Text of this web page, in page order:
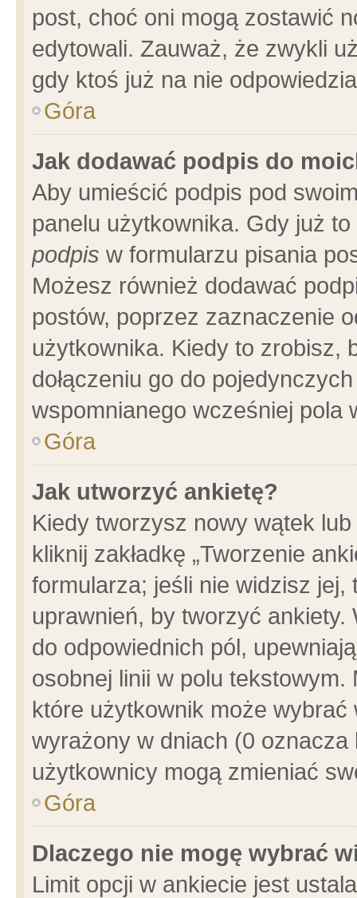
post, choć oni mogą zostawić
edytowali. Zauważ, że zwykli
gdy ktoś już na nie
Góra
Jak dodawać podpis do
Aby umieścić podpis pod
panelu użytkownika. Gdy już
podpis w formularzu pisania
Możesz również dodawać
postów, poprzez zaznaczenie
użytkownika. Kiedy to zrobisz,
dołączeniu go do
wspomnianego wcześniej pola
Góra
Jak utworzyć ankietę?
Kiedy tworzysz nowy wątek
kliknij zakładkę „Tworzenie
formularza; jeśli nie widzisz
uprawnień, by tworzyć ankiety.
do odpowiednich pól,
osobnej linii w polu
które użytkownik może
wyrażony w dniach (0
użytkownicy mogą zmieniać
Góra
Dlaczego nie mogę wybrać
Limit opcji w ankiecie jest